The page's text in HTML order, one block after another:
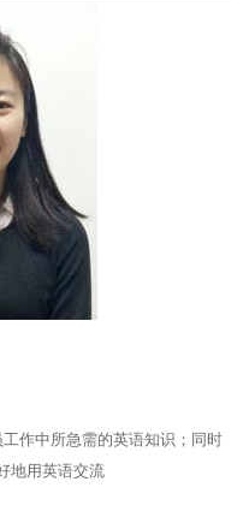
作中所急需的英语知识；同时
地用英语交流